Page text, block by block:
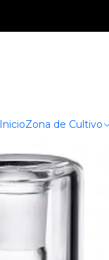
InicioZona de Cultivo